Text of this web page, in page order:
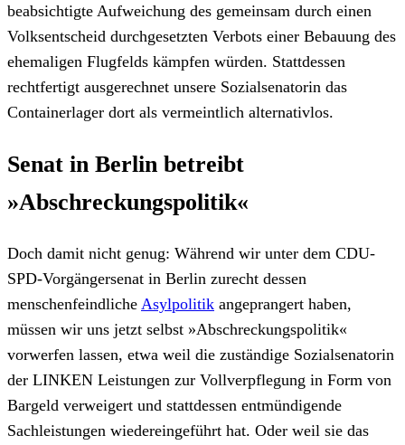
beabsichtigte Aufweichung des gemeinsam durch einen
Volksentscheid durchgesetzten Verbots einer Bebauung des
ehemaligen Flugfelds kämpfen würden. Stattdessen
rechtfertigt ausgerechnet unsere Sozialsenatorin das
Containerlager dort als vermeintlich alternativlos.
Senat in Berlin betreibt
»Abschreckungspolitik«
Doch damit nicht genug: Während wir unter dem CDU-
SPD-Vorgängersenat in Berlin zurecht dessen
menschenfeindliche Asylpolitik angeprangert haben,
müssen wir uns jetzt selbst »Abschreckungspolitik«
vorwerfen lassen, etwa weil die zuständige Sozialsenatorin
der LINKEN Leistungen zur Vollverpflegung in Form von
Bargeld verweigert und stattdessen entmündigende
Sachleistungen wiedereingeführt hat. Oder weil sie das